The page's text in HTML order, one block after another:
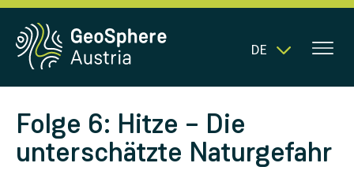
DE
Folge 6: Hitze – Die
unterschätzte Naturgefahr